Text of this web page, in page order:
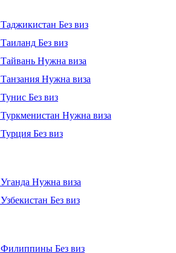
Таджикистан Без виз
Таиланд Без виз
Тайвань Нужна виза
Танзания Нужна виза
Тунис Без виз
Туркменистан Нужна виза
Турция Без виз
Уганда Нужна виза
Узбекистан Без виз
Филиппины Без виз